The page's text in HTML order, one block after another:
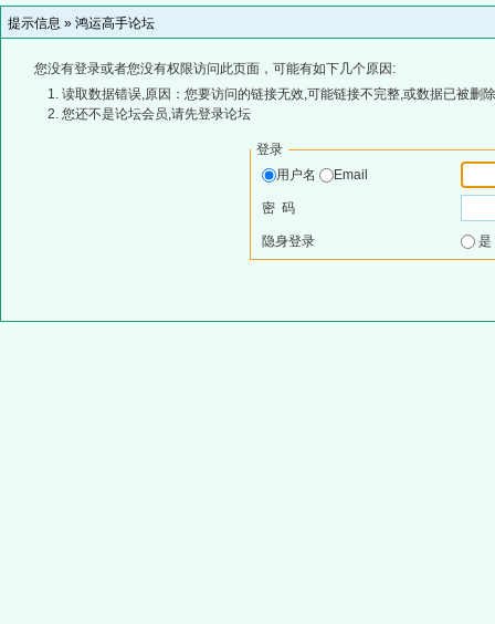
提示信息 » 鸿运高手论坛
您没有登录或者您没有权限访问此页面，可能有如下几个原因:
读取数据错误,原因：您要访问的链接无效,可能链接不完整,或数据已被删
您还不是论坛会员,请先登录论坛
登录
用户名
Email
密 码
隐身登录